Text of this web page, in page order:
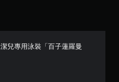
兒專用泳裝「百子蓮羅曼